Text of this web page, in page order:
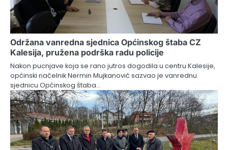
Održana vanredna sjednica Općinskog štaba CZ
Kalesija, pružena podrška radu policije
Nakon pucnjave koja se rano jutros dogodila u centru Kalesije,
općinski načelnik Nermin Mujkanović sazvao je vanrednu
sjednicu Općinskog štaba…